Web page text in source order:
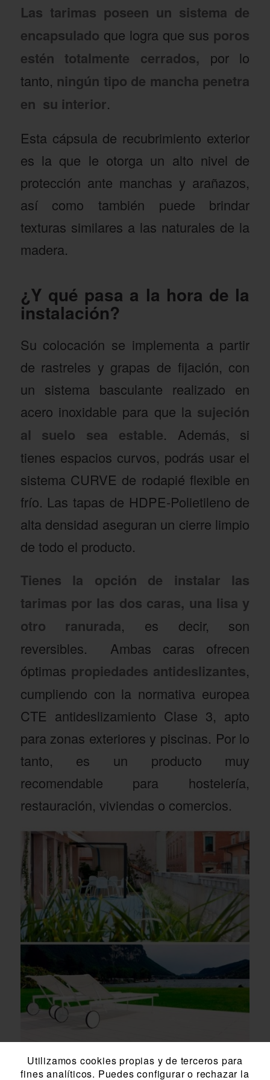
Las tarimas poseen un sistema de
encapsulado que logra que sus poros
estén totalmente cerrados, por lo
tanto, ningún tipo de mancha penetra
en su interior.
Esta cápsula de recubrimiento exterior
es la que le otorga un alto nivel de
protección ante manchas y arañazos,
así como también puede brindar
texturas similares a las naturales de la
madera.
¿Y qué pasa a la hora de la
instalación?
Su colocación se implementa a partir
de rastreles y grapas de fijación, con
un sistema basculante realizado en
acero inoxidable para que la sujeción
al suelo sea estable. Además, si
tienes espacios curvos, podrás usar el
sistema CURVE de rodapié flexible en
frío. Las tapas de HDPE-Polietileno de
alta densidad aseguran un cierre limpio
de todo el producto.
Tienes la opción de instalar las
tarimas por las dos caras, una lisa y
otro ranurada, es decir, son
reversibles. Ambas caras ofrecen
óptimas propiedades antideslizantes,
cumpliendo con la normativa europea
CTE antideslizamiento Clase 3, apto
para zonas exteriores y piscinas. Por lo
tanto, es un producto muy
recomendable para hostelería,
restauración, viviendas o comercios.
Utilizamos cookies propias y de terceros para
fines analíticos. Puedes configurar o rechazar la